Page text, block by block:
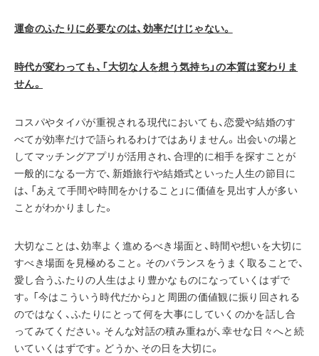
運命のふたりに必要なのは、効率だけじゃない。
時代が変わっても、「大切な人を想う気持ち」の本質は変わりま
せん。
コスパやタイパが重視される現代においても、恋愛や結婚のす
べてが効率だけで語られるわけではありません。出会いの場と
してマッチングアプリが活用され、合理的に相手を探すことが
一般的になる一方で、新婚旅行や結婚式といった人生の節目に
は、「あえて手間や時間をかけること」に価値を見出す人が多い
ことがわかりました。
大切なことは、効率よく進めるべき場面と、時間や想いを大切に
すべき場面を見極めること。そのバランスをうまく取ることで、
愛し合うふたりの人生はより豊かなものになっていくはずで
す。「今はこういう時代だから」と周囲の価値観に振り回される
のではなく、ふたりにとって何を大事にしていくのかを話し合
ってみてください。そんな対話の積み重ねが、幸せな日々へと続
いていくはずです。どうか、その日を大切に。